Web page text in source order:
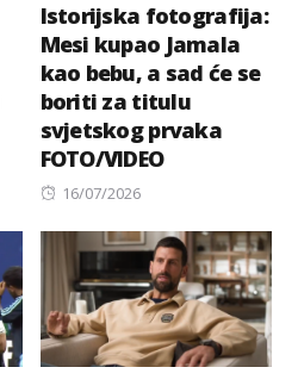
Istorijska fotografija:
Mesi kupao Jamala
kao bebu, a sad će se
boriti za titulu
svjetskog prvaka
FOTO/VIDEO
Posted
16/07/2026